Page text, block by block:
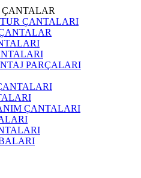
ÇANTALARI
PARÇALARI
ÇANTALARI